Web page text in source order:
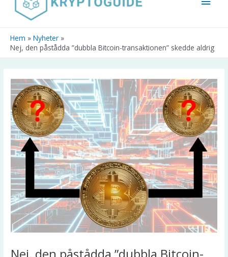
innehåll
Hem
Nyheter
Nej, den påstådda ”dubbla Bitcoin-transaktionen” skedde aldrig